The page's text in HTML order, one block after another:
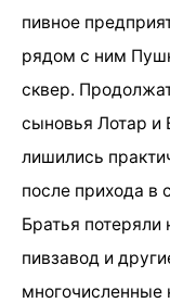
пивное
рядом с ним
сквер.
сыновья Лотар и
лишились
после прихода в
Братья
пивзавод и
многочисленные